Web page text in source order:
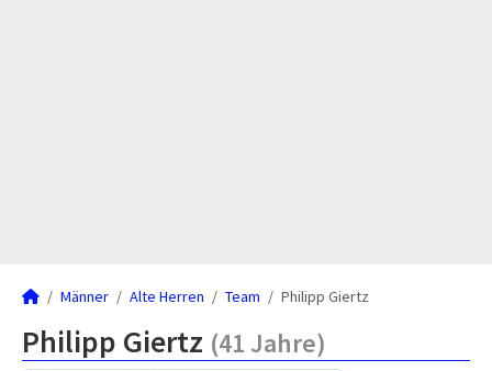
Männer Alte Herren Team Philipp Giertz
Philipp Giertz (41 Jahre)